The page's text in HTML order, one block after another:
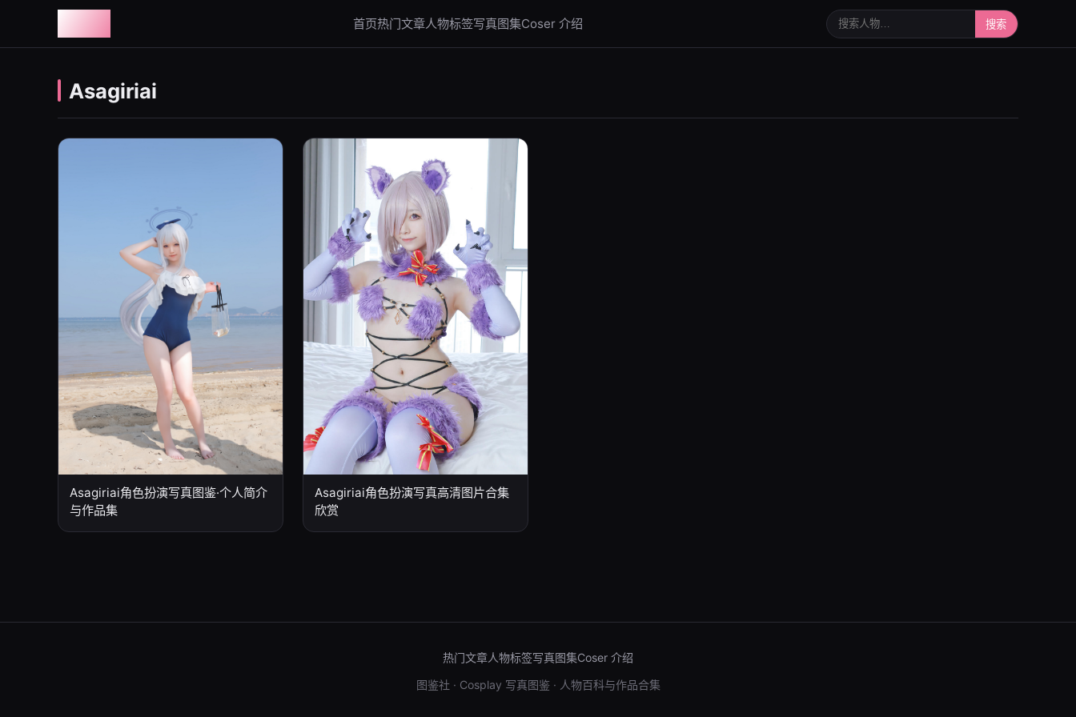
首页热门文章人物标签写真图集Coser 介绍 搜索人物或写真 搜索
Asagiriai
Asagiriai角色扮演写真图鉴·个人简介
与作品集
Asagiriai角色扮演写真高清图片合集
欣赏
热门文章人物标签写真图集Coser 介绍
图鉴社 · Cosplay 写真图鉴 · 人物百科与作品合集